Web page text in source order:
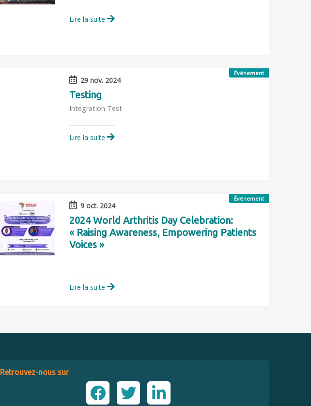
Lire la suite
Événement
29 nov. 2024
Testing
Integration Test
Lire la suite
Événement
9 oct. 2024
2024 World Arthritis Day Celebration:
« Raising Awareness, Empowering Patients
Voices »
Lire la suite
Retrouvez-nous sur